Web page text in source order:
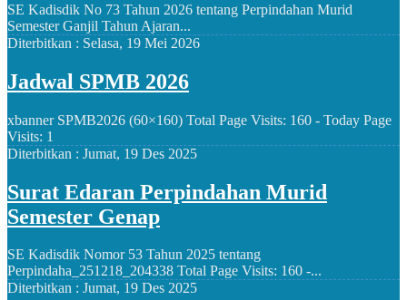
SE Kadisdik No 73 Tahun 2026 tentang Perpindahan Murid
Semester Ganjil Tahun Ajaran...
Diterbitkan : Selasa, 19 Mei 2026
Jadwal SPMB 2026
xbanner SPMB2026 (60×160) Total Page Visits: 160 - Today Page
Visits: 1
Diterbitkan : Jumat, 19 Des 2025
Surat Edaran Perpindahan Murid
Semester Genap
SE Kadisdik Nomor 53 Tahun 2025 tentang
Perpindaha_251218_204338 Total Page Visits: 160 -...
Diterbitkan : Jumat, 19 Des 2025